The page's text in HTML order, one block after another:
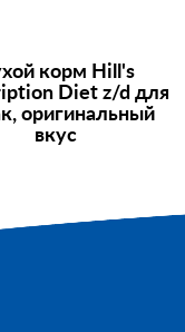
корм Hill's
Dietz/d для
оригинальный
вкус